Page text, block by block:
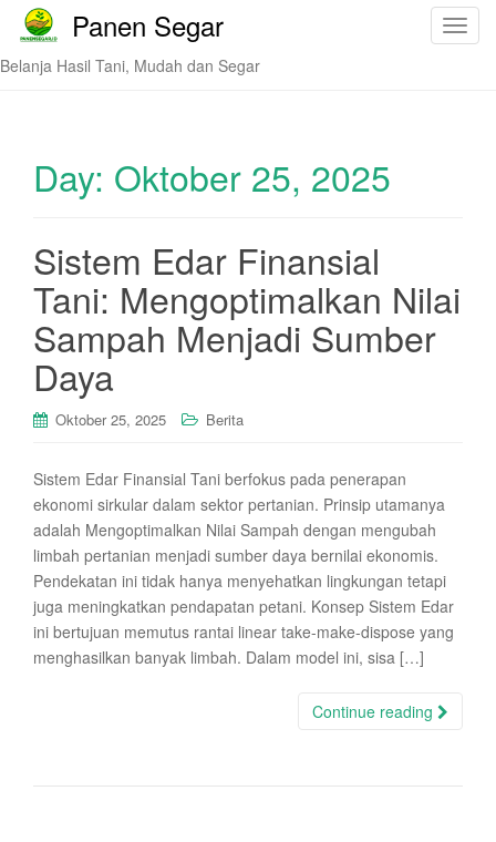
T
g
a
Panen Segar
Belanja Hasil Tani, Mudah dan Segar
Day: Oktober 25, 2025
Sistem Edar Finansial
Tani: Mengoptimalkan Nilai
Sampah Menjadi Sumber
Daya
Oktober 25, 2025 Berita
Sistem Edar Finansial Tani berfokus pada penerapan
ekonomi sirkular dalam sektor pertanian. Prinsip utamanya
adalah Mengoptimalkan Nilai Sampah dengan mengubah
limbah pertanian menjadi sumber daya bernilai ekonomis.
Pendekatan ini tidak hanya menyehatkan lingkungan tetapi
juga meningkatkan pendapatan petani. Konsep Sistem Edar
ini bertujuan memutus rantai linear take-make-dispose yang
menghasilkan banyak limbah. Dalam model ini, sisa […]
Continue reading